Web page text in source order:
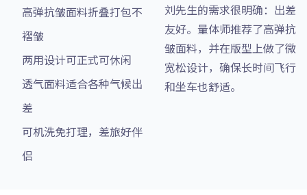
高弹抗皱面料折叠打包不
褶皱
两用设计可正式可休闲
透气面料适合各种气候出
差
可机洗免打理，差旅好伴
侣
刘先生的需求很明确：出差
友好。量体师推荐了高弹抗
皱面料，并在版型上做了微
宽松设计，确保长时间飞行
和坐车也舒适。